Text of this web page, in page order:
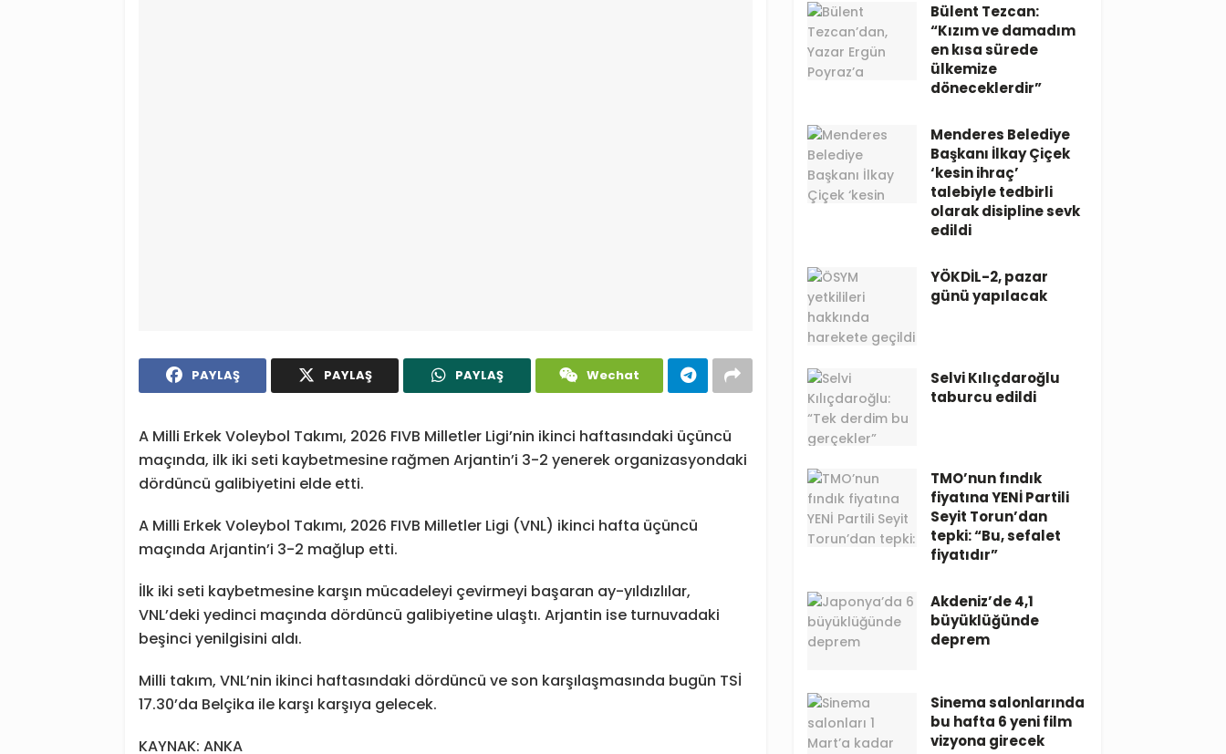
PAYLAŞ PAYLAŞ PAYLAŞ Wechat
A Milli Erkek Voleybol Takımı, 2026 FIVB Milletler Ligi’nin ikinci haftasındaki üçüncü
maçında, ilk iki seti kaybetmesine rağmen Arjantin’i 3-2 yenerek organizasyondaki
dördüncü galibiyetini elde etti.
A Milli Erkek Voleybol Takımı, 2026 FIVB Milletler Ligi (VNL) ikinci hafta üçüncü
maçında Arjantin’i 3-2 mağlup etti.
İlk iki seti kaybetmesine karşın mücadeleyi çevirmeyi başaran ay-yıldızlılar,
VNL’deki yedinci maçında dördüncü galibiyetine ulaştı. Arjantin ise turnuvadaki
beşinci yenilgisini aldı.
Milli takım, VNL’nin ikinci haftasındaki dördüncü ve son karşılaşmasında bugün TSİ
17.30’da Belçika ile karşı karşıya gelecek.
KAYNAK: ANKA
Bülent Tezcan:
“Kızım ve damadım
en kısa sürede
ülkemize
döneceklerdir”
Menderes Belediye
Başkanı İlkay Çiçek
‘kesin ihraç’
talebiyle tedbirli
olarak disipline sevk
edildi
YÖKDİL-2, pazar
günü yapılacak
Selvi Kılıçdaroğlu
taburcu edildi
TMO’nun fındık
fiyatına YENİ Partili
Seyit Torun’dan
tepki: “Bu, sefalet
fiyatıdır”
Akdeniz’de 4,1
büyüklüğünde
deprem
Sinema salonlarında
bu hafta 6 yeni film
vizyona girecek